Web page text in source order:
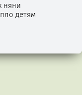
няни
детям